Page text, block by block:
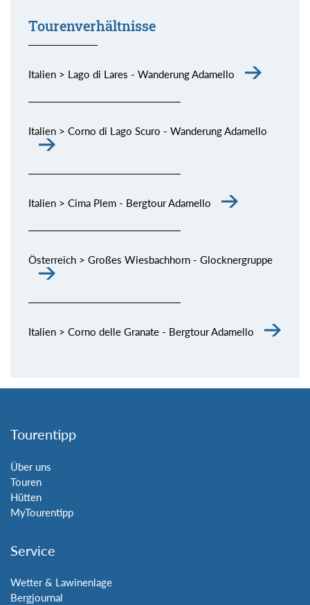
Tourenverhältnisse
Italien > Lago di Lares - Wanderung Adamello
Italien > Corno di Lago Scuro - Wanderung Adamello
Italien > Cima Plem - Bergtour Adamello
Österreich > Großes Wiesbachhorn - Glocknergruppe
Italien > Corno delle Granate - Bergtour Adamello
Tourentipp
Über uns
Touren
Hütten
MyTourentipp
Service
Wetter & Lawinenlage
Bergjournal